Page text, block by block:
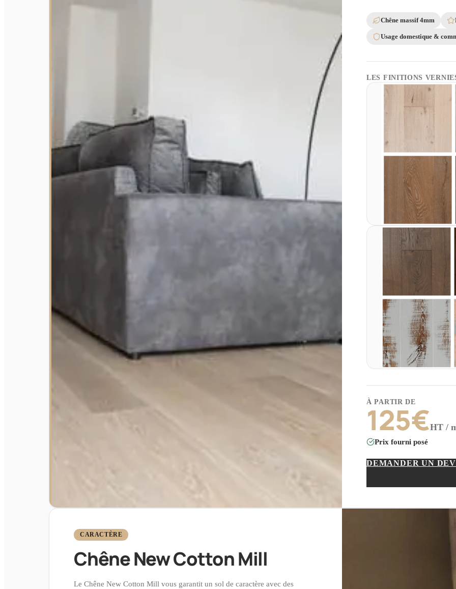
Chêne massif 4mm
Usage domestique &
LES FINITIONS
À PARTIR DE
125€HT /
Prix fourni posé
DEMANDER UN
CARACTÈRE
Chêne New Cotton Mill
Le Chêne New Cotton Mill vous garantit un sol de caractère avec des